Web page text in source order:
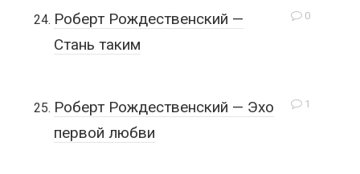
0
Роберт Рождественский —
Стань таким
1
Роберт Рождественский — Эхо
первой любви